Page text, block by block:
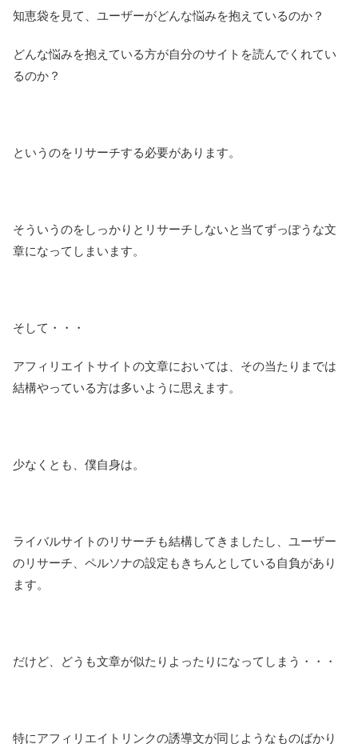
知恵袋を見て、ユーザーがどんな悩みを抱えているのか？
どんな悩みを抱えている方が自分のサイトを読んでくれてい
るのか？
というのをリサーチする必要があります。
そういうのをしっかりとリサーチしないと当てずっぽうな文
章になってしまいます。
そして・・・
アフィリエイトサイトの文章においては、その当たりまでは
結構やっている方は多いように思えます。
少なくとも、僕自身は。
ライバルサイトのリサーチも結構してきましたし、ユーザー
のリサーチ、ペルソナの設定もきちんとしている自負があり
ます。
だけど、どうも文章が似たりよったりになってしまう・・・
特にアフィリエイトリンクの誘導文が同じようなものばかり